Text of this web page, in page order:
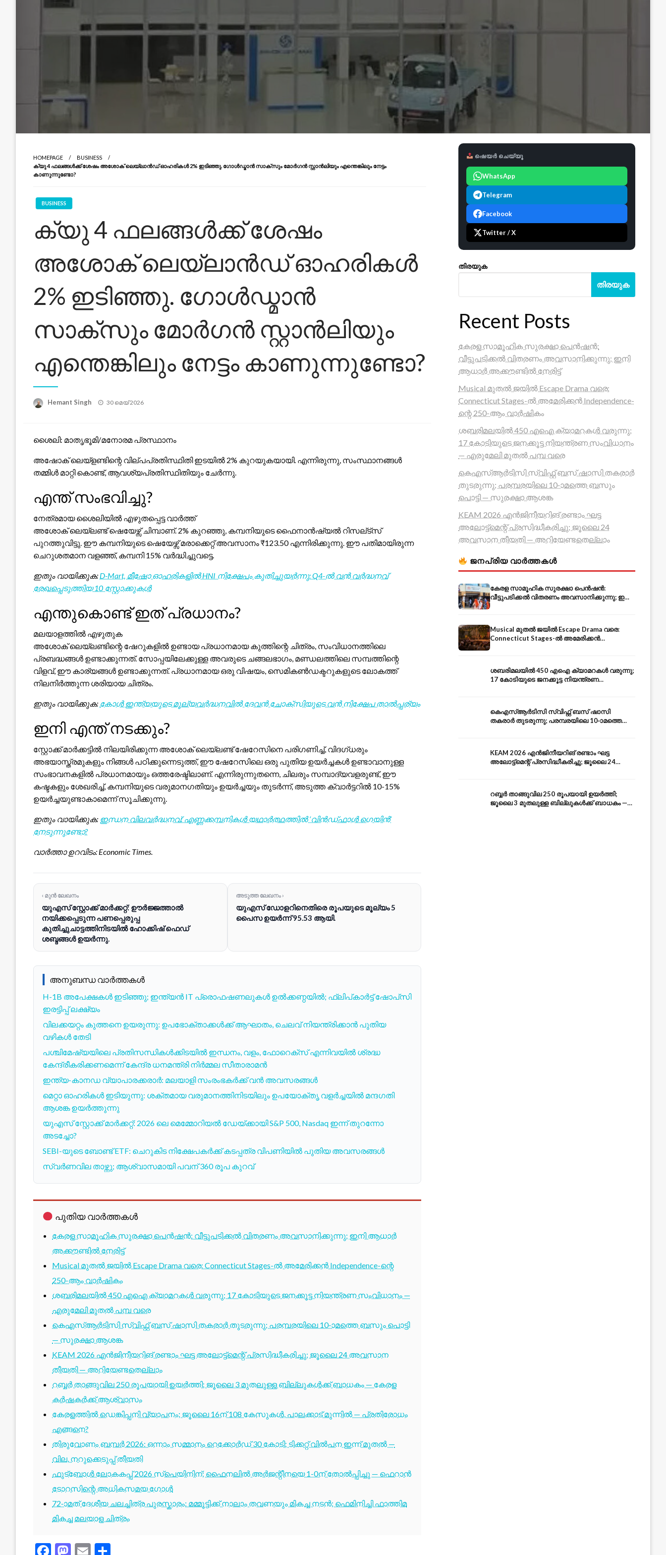
HOMEPAGE
BUSINESS
ക്യു 4 ഫലങ്ങൾക്ക് ശേഷം അശോക് ലെയ്‌ലാൻഡ് ഓഹരികൾ 2% ഇടിഞ്ഞു. ഗോൾഡ്മാൻ സാക്‌സും മോർഗൻ സ്റ്റാൻലിയും എന്തെങ്കിലും നേട്ടം
കാണുന്നുണ്ടോ?
BUSINESS
ക്യു 4 ഫലങ്ങൾക്ക് ശേഷം
അശോക് ലെയ്‌ലാൻഡ് ഓഹരികൾ
2% ഇടിഞ്ഞു. ഗോൾഡ്മാൻ
സാക്‌സും മോർഗൻ സ്റ്റാൻലിയും
എന്തെങ്കിലും നേട്ടം കാണുന്നുണ്ടോ?
Hemant Singh
Posted
30 മെയ്‌ 2026
ശൈലി: മാതൃഭൂമി/മനോരമ പ്രസ്ഥാനം
അഷോക് ലെയ്‌ളണ്ടിന്റെ വില്പപ്രതിസ്ഥിതി ഇടയിൽ 2% കുറയുകയായി. എന്നിരുന്നു, സംസ്ഥാനങ്ങൾ
തമ്മിള്‍ മാറ്റി കൊണ്ട്, ആവശ്യപ്രതിസ്ഥിതിയും ചേര്‍ന്നു.
എന്ത് സംഭവിച്ചു?
നേത്രമായ ശൈലിയിൽ എഴുതപ്പെട്ട വാർത്ത്
അശോക് ലെയ്‌ലണ്ട് ഷെയേഴ്സ് ചിമ്പാണ്. 2% കുറഞ്ഞു, കമ്പനിയുടെ ഫൈനാൻഷ്യൽ റിസല്ട്സ്
പുറത്തുവിട്ടു. ഈ കമ്പനിയുടെ ഷെയേഴ്സ് മരാക്കെറ്റ് അവസാനം ₹123.50 എന്നിരിക്കുന്നു. ഈ പതിമായിരുന്ന
ചെറുശതമാന വളഞ്ഞ്, കമ്പനി 15% വർദ്ധിച്ചുവട്ടെ.
ഇതും വായിക്കുക: D-Mart, മീഷോ ഓഹരികളിൽ HNI നിക്ഷേപം കുതിച്ചുയർന്നു: Q4-ൽ വൻ വർദ്ധനവ്
രേഖപ്പെടുത്തിയ 10 സ്റ്റോക്കുകൾ
എന്തുകൊണ്ട് ഇത് പ്രധാനം?
മലയാളത്തിൽ എഴുതുക
അശോക് ലെയ്‌ലണ്ടിന്റെ ഷേറുകളിൽ ഉണ്ടായ പ്രധാനമായ കുത്തിന്റെ ചിത്രം, സംവിധാനത്തിലെ
പ്രബദ്ധങ്ങൾ ഉണ്ടാക്കുന്നത്. സോപ്പയിലേക്കുള്ള അവരുടെ ചങ്ങലഭാഗം, മണ്ഡലത്തിലെ സമ്പത്തിന്റെ
വിളവ്, ഈ കാര്യങ്ങൾ ഉണ്ടാക്കുന്നത്. പ്രധാനമായ ഒരു വിഷയം, സെമികൺഡക്ടറുകളുടെ ലോകത്ത്
നിലനിർത്തുന്ന ശരിയായ ചിത്രം.
ഇതും വായിക്കുക: കോൾ ഇന്ത്യയുടെ മൂല്യവർദ്ധനവിൽ ദേവൻ ചോക്സിയുടെ വൻ നിക്ഷേപ താൽപ്പര്യം
ഇനി എന്ത് നടക്കും?
സ്റ്റോക്ക് മാർക്കട്ടിൽ നിലയിരിക്കുന്ന അശോക് ലെയ്‌ലണ്ട് ഷേറേസിനെ പരിഗണിച്ച്, വിദഗ്ധരും
അഭയാസ്ത്രമുകളും നിങ്ങൾ പഠിക്കുന്നെടുത്ത്, ഈ ഷേറേസിലെ ഒരു പുതിയ ഉയർച്ചകൾ ഉണ്ടാവാനുള്ള
സംഭാവനകളിൽ പ്രധാനമായും ഒത്തരേഷ്ടിലാണ്. എന്നിരുന്നുതന്നെ, ചിലരും സമ്പാദ്യവളരുണ്ട്, ഈ
കഷ്ടകളും ശേഖരിച്ച്, കമ്പനിയുടെ വരുമാനഗതിയും ഉയർച്ചയും തുടർന്ന്, അടുത്ത ക്വാർട്ടറിൽ 10-15%
ഉയർച്ചയുണ്ടാകാമെന്ന് സൂചിക്കുന്നു.
ഇതും വായിക്കുക: ഇന്ധന വിലവർദ്ധനവ്: എണ്ണക്കമ്പനികൾ യഥാർത്ഥത്തിൽ ‘വിൻഡ്‌ഫാൾ ഗെയിൻ’
നേടുന്നുണ്ടോ?
വാർത്താ ഉറവിടം: Economic Times.
‹ മുൻ ലേഖനം
യുഎസ് സ്റ്റോക്ക് മാർക്കറ്റ്: ഊർജ്ജത്താൽ
നയിക്കപ്പെടുന്ന പണപ്പെരുപ്പ
കുതിച്ചുചാട്ടത്തിനിടയിൽ ഹോക്കിഷ് ഫെഡ്
ശബ്ദങ്ങൾ ഉയർന്നു.
അടുത്ത ലേഖനം ›
യുഎസ് ഡോളറിനെതിരെ രൂപയുടെ മൂല്യം 5
പൈസ ഉയർന്ന് 95.53 ആയി.
അനുബന്ധ വാർത്തകൾ
H-1B അപേക്ഷകൾ ഇടിഞ്ഞു; ഇന്ത്യൻ IT പ്രൊഫഷണലുകൾ ഉൽക്കണ്ഠയിൽ; ഫ്ലിപ്കാർട്ട് ഷോപ്‌സി
ഇരട്ടിപ്പ് ലക്ഷ്യം
വിലക്കയറ്റം കുത്തനെ ഉയരുന്നു: ഉപഭോക്താക്കൾക്ക് ആഘാതം, ചെലവ് നിയന്ത്രിക്കാൻ പുതിയ
വഴികൾ തേടി
പശ്ചിമേഷ്യയിലെ പ്രതിസന്ധികൾക്കിടയിൽ ഇന്ധനം, വളം, ഫോറെക്സ് എന്നിവയിൽ ശ്രദ്ധ
കേന്ദ്രീകരിക്കണമെന്ന് കേന്ദ്ര ധനമന്ത്രി നിർമ്മല സീതാരാമൻ
ഇന്ത്യ-കാനഡ വ്യാപാരക്കരാർ: മലയാളി സംരംഭകർക്ക് വൻ അവസരങ്ങൾ
മെറ്റാ ഓഹരികൾ ഇടിയുന്നു: ശക്തമായ വരുമാനത്തിനിടയിലും ഉപയോക്തൃ വളർച്ചയിൽ മന്ദഗതി
ആശങ്ക ഉയർത്തുന്നു
യുഎസ് സ്റ്റോക്ക് മാർക്കറ്റ്: 2026 ലെ മെമ്മോറിയൽ ഡേയ്‌ക്കായി S&P 500, Nasdaq ഇന്ന് തുറന്നോ
അടച്ചോ?
SEBI-യുടെ ബോണ്ട് ETF: ചെറുകിട നിക്ഷേപകർക്ക് കടപ്പത്ര വിപണിയിൽ പുതിയ അവസരങ്ങൾ
സ്വർണവില താഴ്ന്നു; ആശ്വാസമായി പവന് 360 രൂപ കുറവ്
പുതിയ വാർത്തകൾ
കേരള സാമൂഹിക സുരക്ഷാ പെൻഷൻ: വീട്ടുപടിക്കൽ വിതരണം അവസാനിക്കുന്നു; ഇനി ആധാർ
അക്കൗണ്ടിൽ നേരിട്ട്
Musical മുതൽ ജയിൽ Escape Drama വരെ: Connecticut Stages-ൽ അമേരിക്കൻ Independence-ന്റെ
250-ആം വാർഷികം
ശബരിമലയിൽ 450 എഐ ക്യാമറകൾ വരുന്നു; 17 കോടിയുടെ ജനക്കൂട്ട നിയന്ത്രണ സംവിധാനം —
എരുമേലി മുതൽ പമ്പ വരെ
കെഎസ്ആർടിസി സ്വിഫ്റ്റ് ബസ് ഷാസി തകരാർ തുടരുന്നു; പരമ്പരയിലെ 10-ാമത്തെ ബസും പൊട്ടി
— സുരക്ഷാ ആശങ്ക
KEAM 2026 എൻജിനീയറിങ് രണ്ടാം ഘട്ട അലോട്ട്മെന്റ് പ്രസിദ്ധീകരിച്ചു; ജൂലൈ 24 അവസാന
തീയതി — അറിയേണ്ടതെല്ലാം
റബ്ബർ താങ്ങുവില 250 രൂപയായി ഉയർത്തി; ജൂലൈ 3 മുതലുള്ള ബില്ലുകൾക്ക് ബാധകം — കേരള
കർഷകർക്ക് ആശ്വാസം
കേരളത്തിൽ ഡെങ്കിപ്പനി വ്യാപനം; ജൂലൈ 16ന് 108 കേസുകൾ, പാലക്കാട് മുന്നിൽ — പ്രതിരോധം
എങ്ങനെ?
തിരുവോണം ബമ്പർ 2026: ഒന്നാം സമ്മാനം റെക്കോർഡ് 30 കോടി; ടിക്കറ്റ് വിൽപന ഇന്ന് മുതൽ —
വില, നറുക്കെടുപ്പ് തീയതി
ഫുട്ബോൾ ലോകകപ്പ് 2026 സ്പെയിനിന്; ഫൈനലിൽ അർജന്റീനയെ 1-0ന് തോൽപ്പിച്ചു — ഫെറാൻ
ടോറസിന്റെ അധികസമയ ഗോൾ
72-ാമത് ദേശീയ ചലച്ചിത്ര പുരസ്കാരം: മമ്മൂട്ടിക്ക് നാലാം തവണയും മികച്ച നടൻ; ഫെമിനിച്ചി ഫാത്തിമ
മികച്ച മലയാള ചിത്രം
Facebook
Mastodon
Email
ഷെയർ ചെയ്യൂ
WhatsApp
Telegram
Facebook
Twitter / X
തിരയുക
തിരയുക
Recent Posts
കേരള സാമൂഹിക സുരക്ഷാ പെൻഷൻ:
വീട്ടുപടിക്കൽ വിതരണം അവസാനിക്കുന്നു; ഇനി
ആധാർ അക്കൗണ്ടിൽ നേരിട്ട്
Musical മുതൽ ജയിൽ Escape Drama വരെ:
Connecticut Stages-ൽ അമേരിക്കൻ Independence-
ന്റെ 250-ആം വാർഷികം
ശബരിമലയിൽ 450 എഐ ക്യാമറകൾ വരുന്നു;
17 കോടിയുടെ ജനക്കൂട്ട നിയന്ത്രണ സംവിധാനം
— എരുമേലി മുതൽ പമ്പ വരെ
കെഎസ്ആർടിസി സ്വിഫ്റ്റ് ബസ് ഷാസി തകരാർ
തുടരുന്നു; പരമ്പരയിലെ 10-ാമത്തെ ബസും
പൊട്ടി — സുരക്ഷാ ആശങ്ക
KEAM 2026 എൻജിനീയറിങ് രണ്ടാം ഘട്ട
അലോട്ട്മെന്റ് പ്രസിദ്ധീകരിച്ചു; ജൂലൈ 24
അവസാന തീയതി — അറിയേണ്ടതെല്ലാം
ജനപ്രിയ വാർത്തകൾ
കേരള സാമൂഹിക സുരക്ഷാ പെൻഷൻ:
വീട്ടുപടിക്കൽ വിതരണം അവസാനിക്കുന്നു; ഇനി
Musical മുതൽ ജയിൽ Escape Drama വരെ:
Connecticut Stages-ൽ അമേരിക്കൻ
ശബരിമലയിൽ 450 എഐ ക്യാമറകൾ വരുന്നു;
17 കോടിയുടെ ജനക്കൂട്ട നിയന്ത്രണ
കെഎസ്ആർടിസി സ്വിഫ്റ്റ് ബസ് ഷാസി
തകരാർ തുടരുന്നു; പരമ്പരയിലെ 10-ാമത്തെ
KEAM 2026 എൻജിനീയറിങ് രണ്ടാം ഘട്ട
അലോട്ട്മെന്റ് പ്രസിദ്ധീകരിച്ചു; ജൂലൈ 24
റബ്ബർ താങ്ങുവില 250 രൂപയായി ഉയർത്തി;
ജൂലൈ 3 മുതലുള്ള ബില്ലുകൾക്ക് ബാധകം —